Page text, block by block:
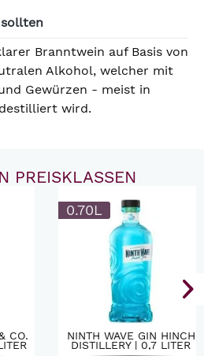
sollten
Branntwein auf Basis von
Alkohol, welcher mit
Gewürzen - meist in
wird.
0.70L
NINTH WAVE GIN HINCH
DISTILLERY | 0,7 LITER